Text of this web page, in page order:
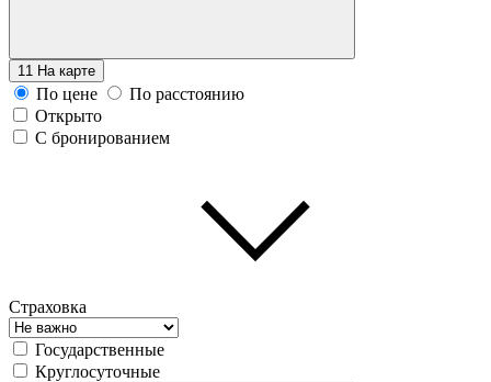
11 На карте
По цене
По расстоянию
Открыто
С бронированием
Страховка
Государственные
Круглосуточные